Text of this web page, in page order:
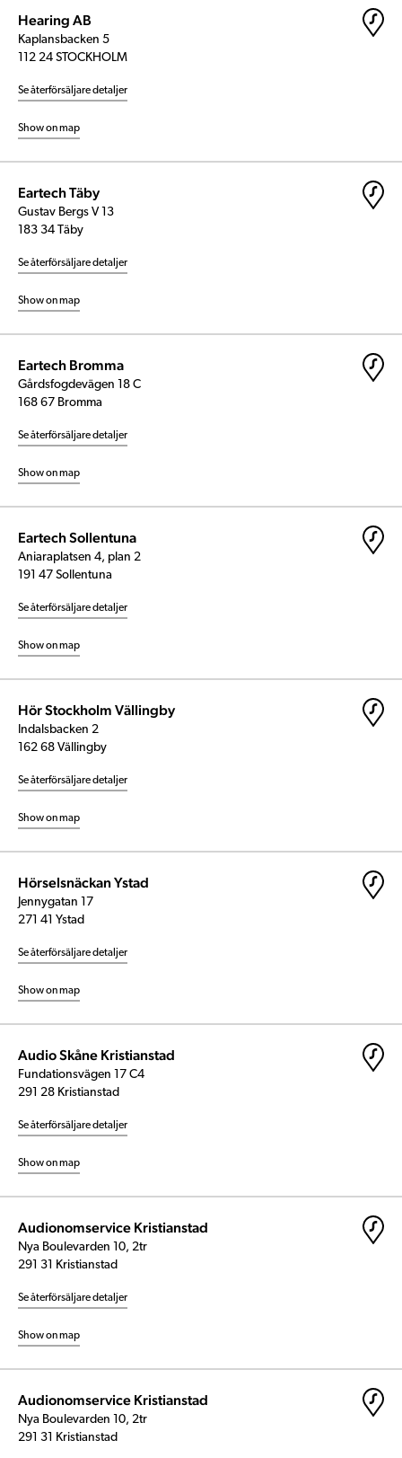
Hearing AB
Kaplansbacken 5
112 24 STOCKHOLM
Se återförsäljare detaljer
Show on map
Eartech Täby
Gustav Bergs V 13
183 34 Täby
Se återförsäljare detaljer
Show on map
Eartech Bromma
Gårdsfogdevägen 18 C
168 67 Bromma
Se återförsäljare detaljer
Show on map
Eartech Sollentuna
Aniaraplatsen 4, plan 2
191 47 Sollentuna
Se återförsäljare detaljer
Show on map
Hör Stockholm Vällingby
Indalsbacken 2
162 68 Vällingby
Se återförsäljare detaljer
Show on map
Hörselsnäckan Ystad
Jennygatan 17
271 41 Ystad
Se återförsäljare detaljer
Show on map
Audio Skåne Kristianstad
Fundationsvägen 17 C4
291 28 Kristianstad
Se återförsäljare detaljer
Show on map
Audionomservice Kristianstad
Nya Boulevarden 10, 2tr
291 31 Kristianstad
Se återförsäljare detaljer
Show on map
Audionomservice Kristianstad
Nya Boulevarden 10, 2tr
291 31 Kristianstad